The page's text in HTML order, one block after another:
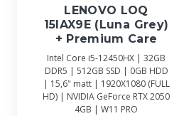
LENOVO LOQ
15IAX9E (Luna Grey)
+ Premium Care
Intel Core i5-12450HX | 32GB
DDR5 | 512GB SSD | 0GB HDD
| 15,6" matt | 1920X1080 (FULL
HD) | NVIDIA GeForce RTX 2050
4GB | W11 PRO